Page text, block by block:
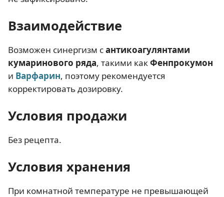
Взаимодействие
Возможен синергизм сантикоагулянтами
кумаринового ряда, такими какФенпрокумон
и Варфарин, поэтому рекомендуется
корректировать дозировку.
Условия продажи
Без рецепта.
Условия хранения
При комнатной температуре не превышающей